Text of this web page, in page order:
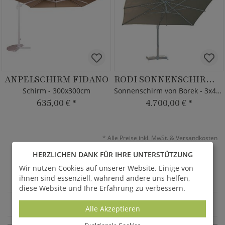
ANPELSCHIRM FIDANO
Schirm - 300x300cm
635,00 € *
RODI SONNENSCHIRM SILVER
Sonnenschirm von Borek - 3x4m - Aluminium
4.700,00 € *
* Alle Preise inkl. MwSt. & Versandkosten
36 Seite 1 von 2
GARTENMÖBEL
SONNENSCHIRME
HERZLICHEN DANK FÜR IHRE UNTERSTÜTZUNG
Wir nutzen Cookies auf unserer Website. Einige von
ihnen sind essenziell, während andere uns helfen,
diese Website und Ihre Erfahrung zu verbessern.
Alle Akzeptieren